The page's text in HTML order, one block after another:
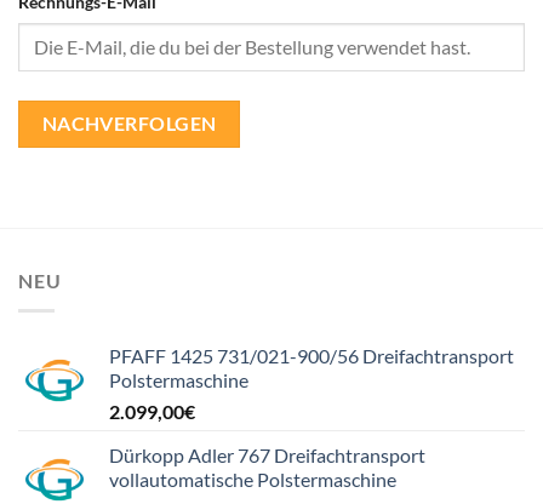
NACHVERFOLGEN
NEU
PFAFF 1425 731/021-900/56 Dreifachtransport
Polstermaschine
2.099,00€
Dürkopp Adler 767 Dreifachtransport
vollautomatische Polstermaschine